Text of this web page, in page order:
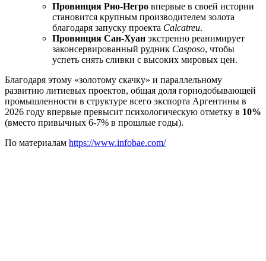
Провинция Рио-Негро впервые в своей истории
становится крупным производителем золота
благодаря запуску проекта Calcatreu.
Провинция Сан-Хуан экстренно реанимирует
законсервированный рудник Casposo, чтобы
успеть снять сливки с высоких мировых цен.
Благодаря этому «золотому скачку» и параллельному
развитию литиевых проектов, общая доля горнодобывающей
промышленности в структуре всего экспорта Аргентины в
2026 году впервые превысит психологическую отметку в 10%
(вместо привычных 6-7% в прошлые годы).
По материалам https://www.infobae.com/